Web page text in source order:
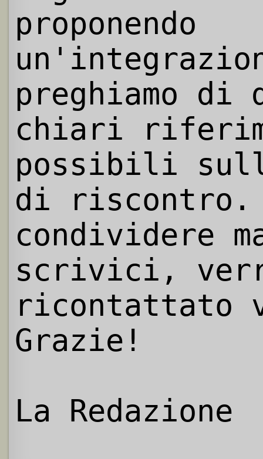
proponendo
preghiamo
chiari
possibili
di riscontro.
condividere
scrivici,
ricontattato
Grazie!
La Redazione